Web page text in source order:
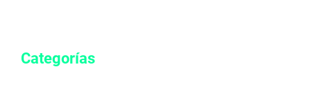
Categorías